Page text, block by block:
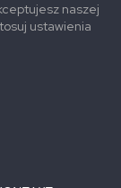
naszej
ustawienia